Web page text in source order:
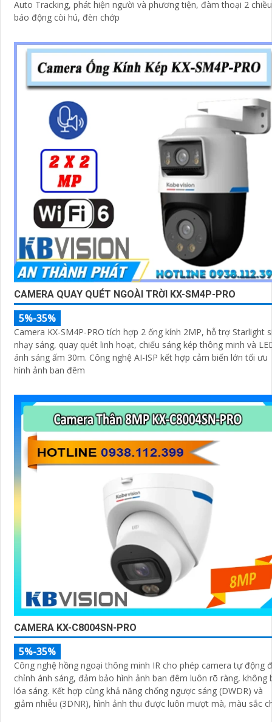
Auto Tracking, phát hiện người và phương tiện, đàm thoại 2
báo động còi hú, đèn chớp
CAMERA QUAY QUÉT NGOÀI TRỜI KX-SM4P-PRO
5%-35%
Camera KX-SM4P-PRO tích hợp 2 ống kính 2MP, hỗ trợ Starlight
nhạy sáng, quay quét linh hoạt, chiếu sáng kép thông minh và
ánh sáng ấm 30m. Công nghệ AI-ISP kết hợp cảm biến lớn tối ưu
hình ảnh ban đêm
CAMERA KX-C8004SN-PRO
5%-35%
Công nghệ hồng ngoại thông minh IR cho phép camera tự động
chỉnh ánh sáng, đảm bảo hình ảnh ban đêm luôn rõ ràng, không
lóa sáng. Kết hợp cùng khả năng chống ngược sáng (DWDR) và
giảm nhiễu (3DNR), hình ảnh thu được luôn mượt mà, màu sắc